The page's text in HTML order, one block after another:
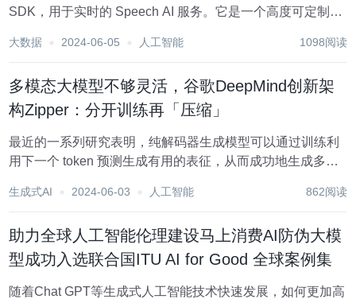
SDK，用于实时的 Speech AI 服务。它是一个高度可定制的
好的模型，这些模型开箱即用，可以直接使用...
大数据 2024-06-05 人工智能 1098阅读
多模态大模型不够灵活，谷歌DeepMind创新架
构Zipper：分开训练再「压缩」
最近的一系列研究表明，纯解码器生成模型可以通过训练利
用下一个 token 预测生成有用的表征，从而成功地生成多种
本、蛋白质、音频到图像，甚至是状态序列。 能够同时生成
生成式AI 2024-06-03 人工智能 862阅读
助力全球人工智能伦理建设马上消费AI防伪大模
型成功入选联合国ITU AI for Good 全球案例集
随着Chat GPT等生成式人工智能技术快速发展，如何更加高